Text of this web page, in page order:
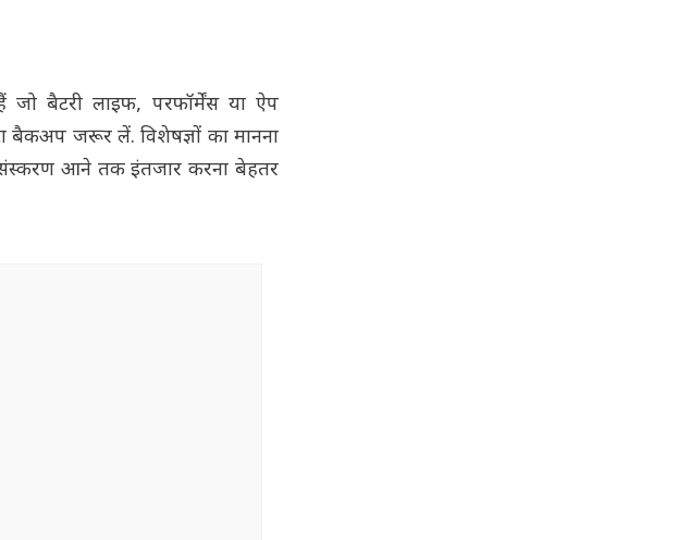
बैटरी लाइफ, परफॉर्मेंस या ऐप
बैकअप जरूर लें. विशेषज्ञों का मानना
संस्करण आने तक इंतजार करना बेहतर